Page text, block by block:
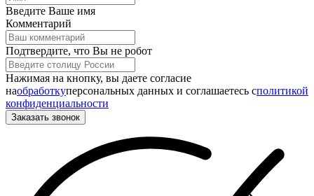
Введите Ваше имя
Комментарий
Подтвердите, что Вы не робот
Нажимая на кнопку, вы даете согласие
наобработкуперсональных данных и соглашаетесь cполитикой
конфиденциальности
Заказать звонок